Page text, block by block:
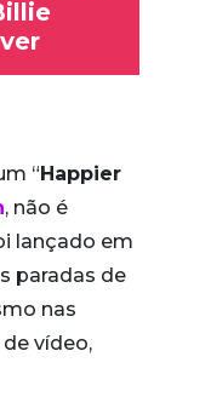
“Happier
, não é
lançado em
paradas de
nas
vídeo,